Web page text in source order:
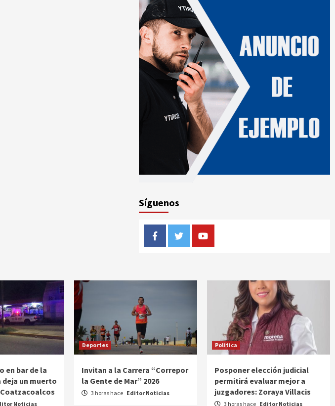
Síguenos
FacebookTwitterYoutube
en bar de la
deja un muerto
Noticias
Deportes
Invitan a la Carrera “Correpor
la Gente de Mar” 2026
3 horas hace Editor Noticias
Politica
Posponer elección judicial
permitirá evaluar mejor a
juzgadores: Zoraya Villacis
3 horas hace Editor Noticias